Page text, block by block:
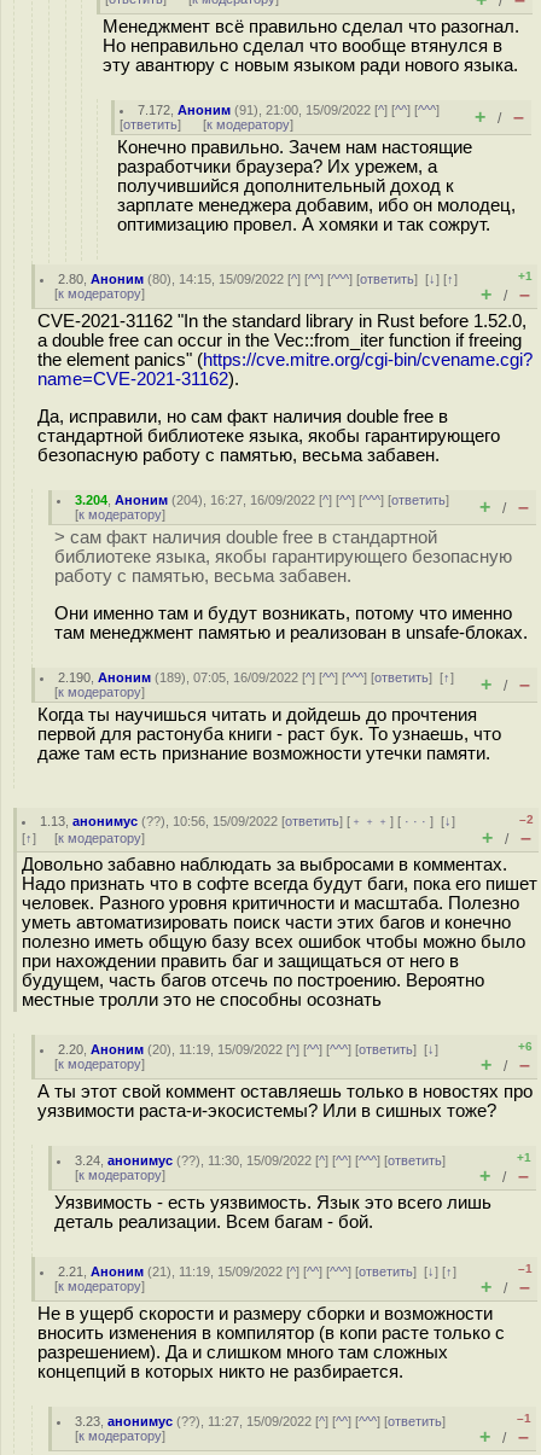
Менеджмент всё правильно сделал что разогнал.
Но неправильно сделал что вообще втянулся в
эту авантюру с новым языком ради нового языка.
7.172 ,Аноним (91), 21:00, 15/09/2022 [^] [^^] [^^^]
[ответить] [к модератору] + / –
Конечно правильно. Зачем нам настоящие
разработчики браузера? Их урежем, а
получившийся дополнительный доход к
зарплате менеджера добавим, ибо он молодец,
оптимизацию провел. А хомяки и так сожрут.
2.80 ,Аноним (80), 14:15, 15/09/2022 [^] [^^] [^^^] [ответить][↓] [↑]
[к модератору]
+1
+ / –
CVE-2021-31162 "In the standard library in Rust before 1.52.0,
a double free can occur in the Vec::from_iter function if freeing
the element panics" (https://cve.mitre.org/cgi-bin/cvename.cgi?
name=CVE-2021-31162).
Да, исправили, но сам факт наличия double free в
стандартной библиотеке языка, якобы гарантирующего
безопасную работу с памятью, весьма забавен.
3.204 ,Аноним (204), 16:27, 16/09/2022 [^] [^^] [^^^] [ответить]
[к модератору] + / –
> сам факт наличия double free в стандартной
библиотеке языка, якобы гарантирующего безопасную
работу с памятью, весьма забавен.
Они именно там и будут возникать, потому что именно
там менеджмент памятью и реализован в unsafe-блоках.
2.190 ,Аноним (189), 07:05, 16/09/2022 [^] [^^] [^^^] [ответить][↑]
[к модератору] + / –
Когда ты научишься читать и дойдешь до прочтения
первой для растонуба книги - раст бук. То узнаешь, что
даже там есть признание возможности утечки памяти.
1.13 ,анонимус (??), 10:56, 15/09/2022 [ответить] [ ﹢﹢﹢] [ · · ·][↓]
[↑] [к модератору]
–2
+ / –
Довольно забавно наблюдать за выбросами в комментах.
Надо признать что в софте всегда будут баги, пока его пишет
человек. Разного уровня критичности и масштаба. Полезно
уметь автоматизировать поиск части этих багов и конечно
полезно иметь общую базу всех ошибок чтобы можно было
при нахождении править баг и защищаться от него в
будущем, часть багов отсечь по построению. Вероятно
местные тролли это не способны осознать
2.20 ,Аноним (20), 11:19, 15/09/2022 [^] [^^] [^^^] [ответить][↓]
[к модератору]
+6
+ / –
А ты этот свой коммент оставляешь только в новостях про
уязвимости раста-и-экосистемы? Или в сишных тоже?
3.24 ,анонимус (??), 11:30, 15/09/2022 [^] [^^] [^^^] [ответить]
[к модератору]
+1
+ / –
Уязвимость - есть уязвимость. Язык это всего лишь
деталь реализации. Всем багам - бой.
2.21 ,Аноним (21), 11:19, 15/09/2022 [^] [^^] [^^^] [ответить][↓] [↑]
[к модератору]
–1
+ / –
Не в ущерб скорости и размеру сборки и возможности
вносить изменения в компилятор (в копи расте только с
разрешением). Да и слишком много там сложных
концепций в которых никто не разбирается.
3.23 ,анонимус (??), 11:27, 15/09/2022 [^] [^^] [^^^] [ответить]
[к модератору]
–1
+ / –